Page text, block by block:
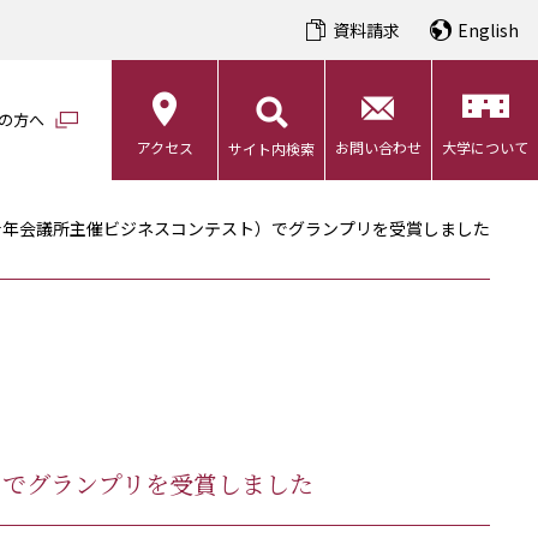
資料請求 English
方へ
アクセス サイト内検索 お問い合わせ 大学について
会議所主催ビジネスコンテスト）でグランプリを受賞しました
グランプリを受賞しました